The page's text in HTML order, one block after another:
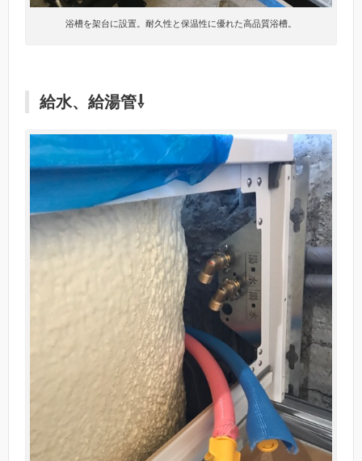
浴槽を架台に設置。耐久性と保温性に優れた高品質浴槽。
給水、給湯管⇩